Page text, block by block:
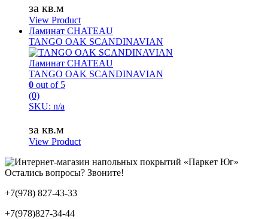
за кв.м
View Product
Ламинат CHATEAU
TANGO OAK SCANDINAVIAN
Ламинат CHATEAU
TANGO OAK SCANDINAVIAN
0 out of 5
(0)
SKU: n/a
за кв.м
View Product
Остались вопросы? Звоните!
+7(978) 827-43-33
+7(978)827-34-44